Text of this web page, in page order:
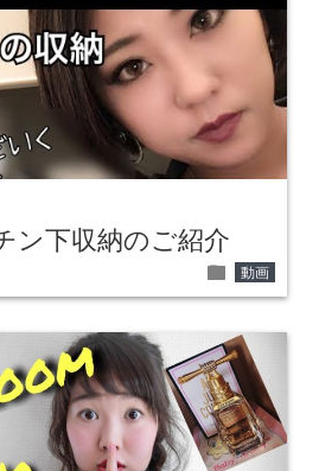
ン下収納のご紹介
folder 動画